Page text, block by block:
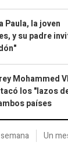
Paula, la joven
y su padre
Mohammed
los "lazos
países
Un